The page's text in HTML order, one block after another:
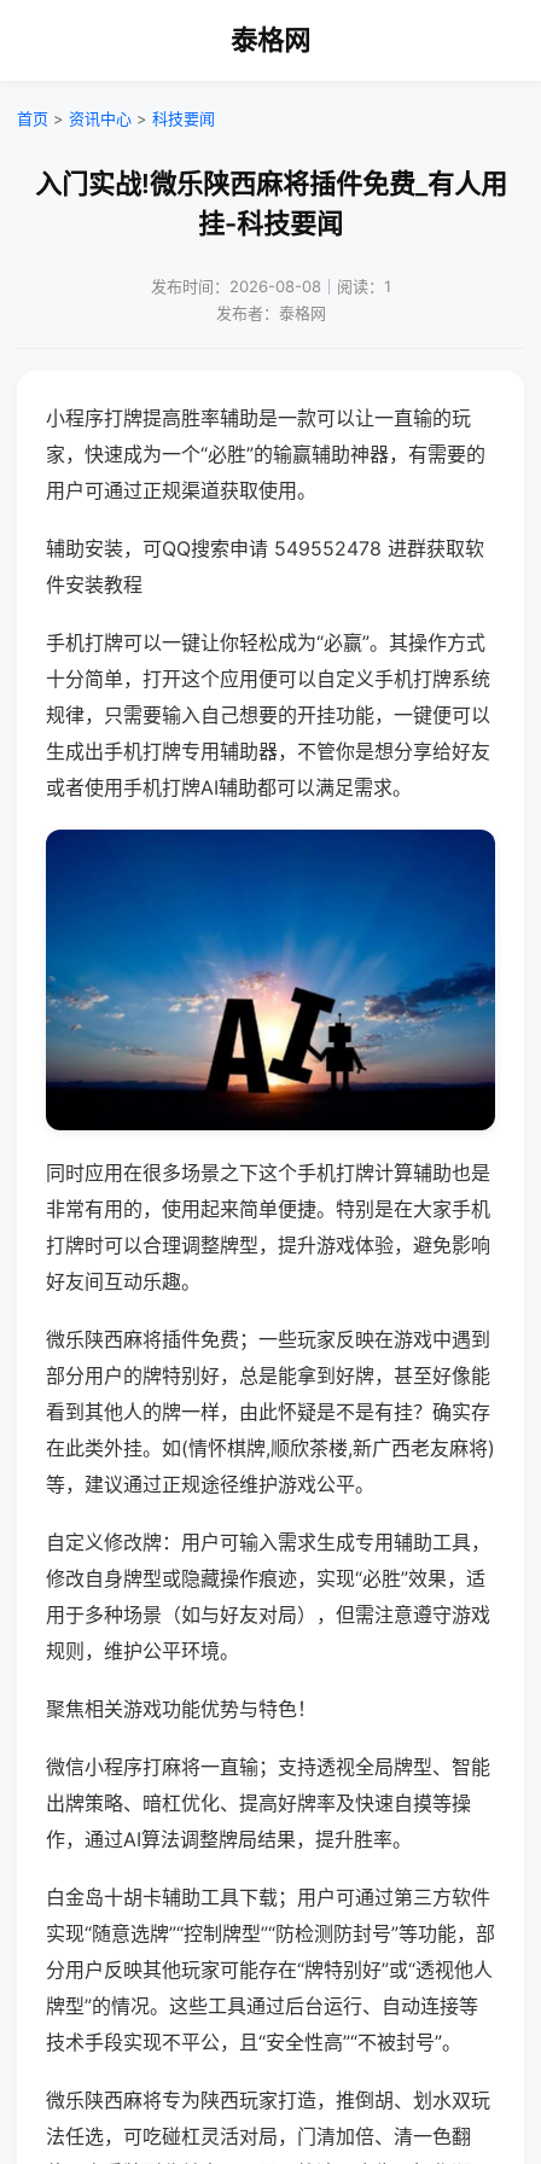
泰格网
首页 > 资讯中心 > 科技要闻
入门实战!微乐陕西麻将插件免费_有人用
挂-科技要闻
发布时间：2026-08-08｜阅读：1
发布者：泰格网
小程序打牌提高胜率辅助是一款可以让一直输的玩
家，快速成为一个“必胜”的输赢辅助神器，有需要的
用户可通过正规渠道获取使用。
辅助安装，可QQ搜索申请 549552478 进群获取软
件安装教程
手机打牌可以一键让你轻松成为“必赢”。其操作方式
十分简单，打开这个应用便可以自定义手机打牌系统
规律，只需要输入自己想要的开挂功能，一键便可以
生成出手机打牌专用辅助器，不管你是想分享给好友
或者使用手机打牌AI辅助都可以满足需求。
同时应用在很多场景之下这个手机打牌计算辅助也是
非常有用的，使用起来简单便捷。特别是在大家手机
打牌时可以合理调整牌型，提升游戏体验，避免影响
好友间互动乐趣。
微乐陕西麻将插件免费；一些玩家反映在游戏中遇到
部分用户的牌特别好，总是能拿到好牌，甚至好像能
看到其他人的牌一样，由此怀疑是不是有挂？确实存
在此类外挂。如(情怀棋牌,顺欣茶楼,新广西老友麻将)
等，建议通过正规途径维护游戏公平。
自定义修改牌：用户可输入需求生成专用辅助工具，
修改自身牌型或隐藏操作痕迹，实现“必胜”效果，适
用于多种场景（如与好友对局），但需注意遵守游戏
规则，维护公平环境。
聚焦相关游戏功能优势与特色！
微信小程序打麻将一直输；支持透视全局牌型、智能
出牌策略、暗杠优化、提高好牌率及快速自摸等操
作，通过AI算法调整牌局结果，提升胜率。
白金岛十胡卡辅助工具下载；用户可通过第三方软件
实现“随意选牌”“控制牌型”“防检测防封号”等功能，部
分用户反映其他玩家可能存在“牌特别好”或“透视他人
牌型”的情况。这些工具通过后台运行、自动连接等
技术手段实现不平公，且“安全性高”“不被封号”。
微乐陕西麻将专为陕西玩家打造，推倒胡、划水双玩
法任选，可吃碰杠灵活对局，门清加倍、清一色翻